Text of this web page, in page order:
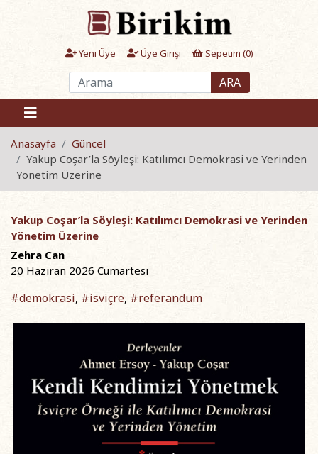
Yeni Üye Üye Girişi Sepetim (0)
ARA
Anasayfa
Güncel
Yakup Coşar’la Söyleşi: Katılımcı Demokrasi ve Yerinden
Yönetim Üzerine
Yakup Coşar’la Söyleşi: Katılımcı Demokrasi ve Yerinden
Yönetim Üzerine
Zehra Can
20 Haziran 2026 Cumartesi
#demokrasi, #isviçre, #referandum